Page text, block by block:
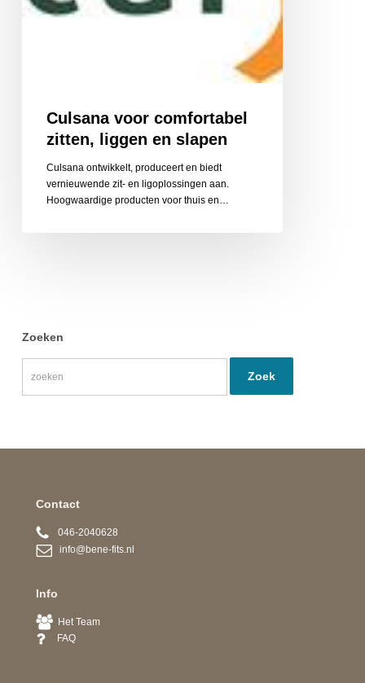
Culsana voor comfortabel
zitten, liggen en slapen
Culsana ontwikkelt, produceert en biedt
vernieuwende zit- en ligoplossingen aan.
Hoogwaardige producten voor thuis en…
Zoeken
Contact
046-2040628
info@bene-fits.nl
Info
Het Team
FAQ